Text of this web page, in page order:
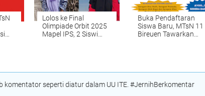
Lolos ke Final
Olimpiade Orbit 2025
Mapel IPS, 2 Siswi
Buka Pendaftaran
Siswa Baru, MTsN 11
Bireuen Tawarkan
seperti diatur dalam UU ITE. #JernihBerkomentar